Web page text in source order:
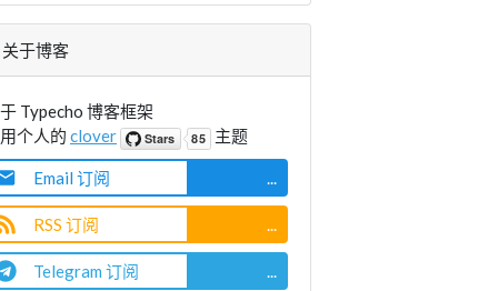
于博客
Typecho 博客框架
个人的 clover 主题
Email 订阅
RSS 订阅
Telegram 订阅